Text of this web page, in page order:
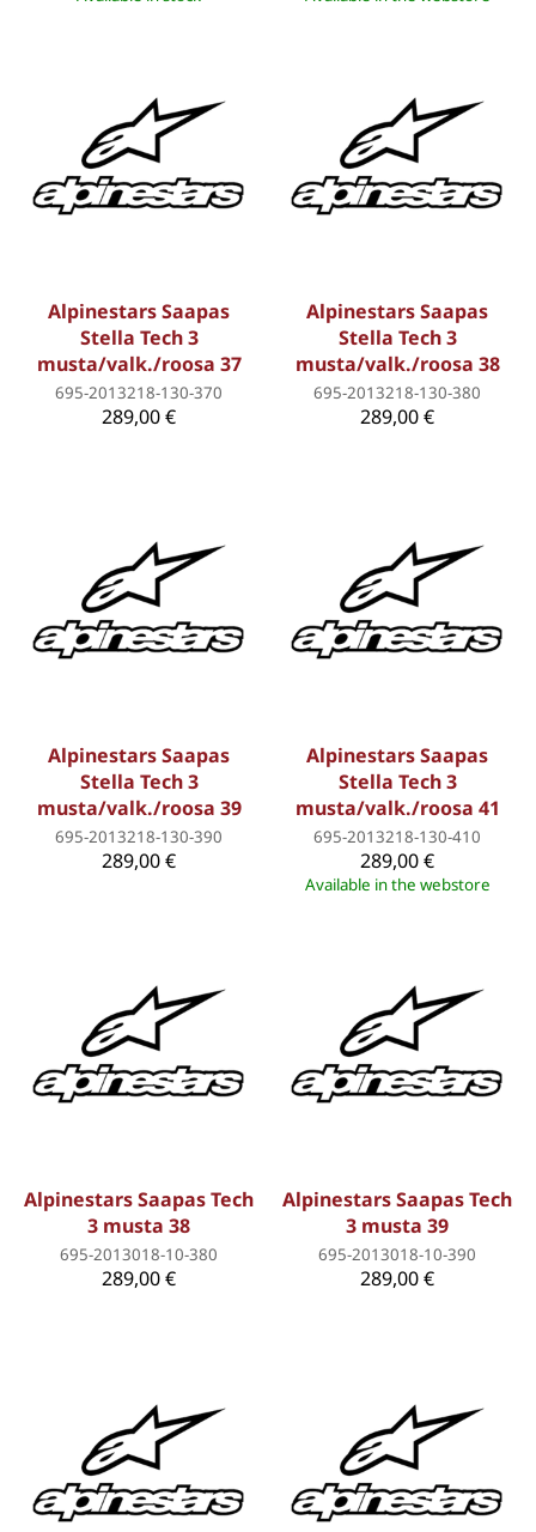
Alpinestars Saapas
Stella Tech 3
musta/valk./roosa 37
695-2013218-130-370
289,00 €
Alpinestars Saapas
Stella Tech 3
musta/valk./roosa 38
695-2013218-130-380
289,00 €
Alpinestars Saapas
Stella Tech 3
musta/valk./roosa 39
695-2013218-130-390
289,00 €
Alpinestars Saapas
Stella Tech 3
musta/valk./roosa 41
695-2013218-130-410
289,00 €
Available in the webstore
Alpinestars Saapas Tech
3 musta 38
695-2013018-10-380
289,00 €
Alpinestars Saapas Tech
3 musta 39
695-2013018-10-390
289,00 €